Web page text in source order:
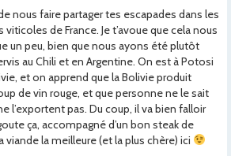
nous faire partager tes escapades dans les
viticoles de France. Je t’avoue que cela nous
un peu, bien que nous ayons été plutôt
au Chili et en Argentine. On est à Potosi
et on apprend que la Bolivie produit
de vin rouge, et que personne ne le sait
l’exportent pas. Du coup, il va bien falloir
ça, accompagné d’un bon steak de
viande la meilleure (et la plus chère) ici